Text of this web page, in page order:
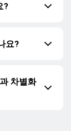
?
요?
차별화